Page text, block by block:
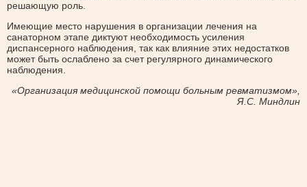
решающую роль.
Имеющие место нарушения в организации лечения на
санаторном этапе диктуют необходимость усиления
диспансерного наблюдения, так как влияние этих недостатков
может быть ослаблено за счет регулярного динамического
наблюдения.
«Организация медицинской помощи больным ревматизмом»,
Я.С. Миндлин